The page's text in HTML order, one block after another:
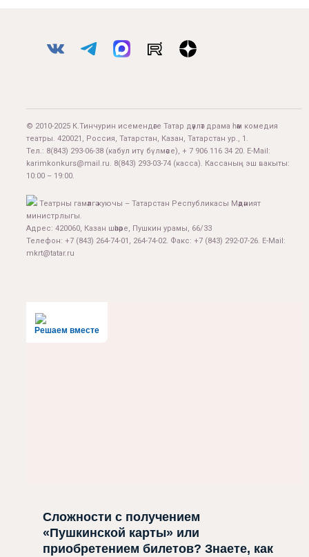
© 2010-2025 К.Тинчурин исемендәге Татар дәүләт драма һәм комедия
театры. 420021, Россия, Татарстан, Казан, Татарстан ур., 1.
Тел.: 8(843) 293-06-38 (кабул итү бүлмәсе), + 7 906 116 34 20. E-Mail:
karimkonkurs@mail.ru. 8(843) 293-03-74 (касса). Кассаның эш вакыты:
10:00 – 19:00.
Театрны гамәлгә куючы – Татарстан Республикасы Мәдәният
министрлыгы.
Адрес: 420060, Казан шәһәре, Пушкин урамы, 66/33
Телефон: +7 (843) 264-74-01, 264-74-02. Факс: +7 (843) 292-07-26. E-Mail:
mkrt@tatar.ru
Решаем вместе
Сложности с получением
«Пушкинской карты» или
приобретением билетов? Знаете, как